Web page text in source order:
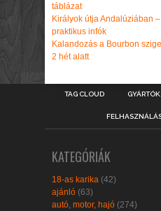
táblázat
Királyok útja Andalúziában
praktikus infók
Kalandozás a Bourbon
2 hét alatt
TAG CLOUD
KATEGÓRIÁK
18-as karika (42)
ajánló (63)
autó, motor, hajó (274)